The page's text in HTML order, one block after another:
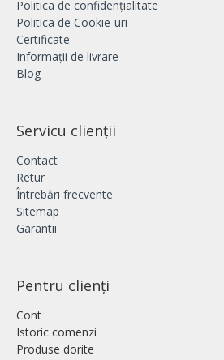
Politica de confidențialitate
Politica de Cookie-uri
Certificate
Informații de livrare
Blog
Servicu clienții
Contact
Retur
Întrebări frecvente
Sitemap
Garantii
Pentru clienți
Cont
Istoric comenzi
Produse dorite